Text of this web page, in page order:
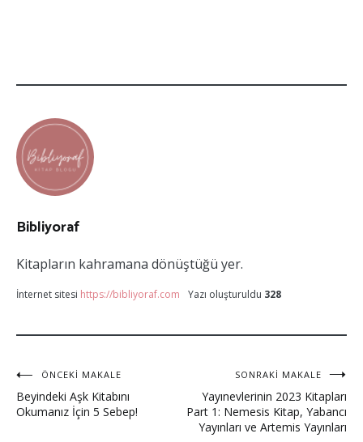
Bibliyoraf
Kitapların kahramana dönüştüğü yer.
İnternet sitesi https://bibliyoraf.com Yazı oluşturuldu 328
Yazı
gezinmesi
ÖNCEKI MAKALE
Beyindeki Aşk Kitabını
Okumanız İçin 5 Sebep!
SONRAKI MAKALE
Yayınevlerinin 2023 Kitapları
Part 1: Nemesis Kitap, Yabancı
Yayınları ve Artemis Yayınları